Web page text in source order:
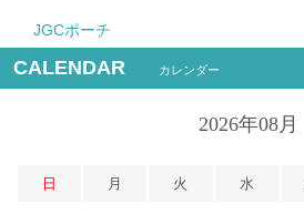
JGCポーチ
CALENDAR カレンダー
2026年08月
日 月 火 水